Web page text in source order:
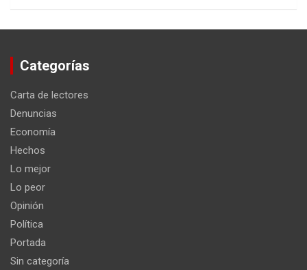
Categorías
Carta de lectores
Denuncias
Economía
Hechos
Lo mejor
Lo peor
Opinión
Política
Portada
Sin categoría